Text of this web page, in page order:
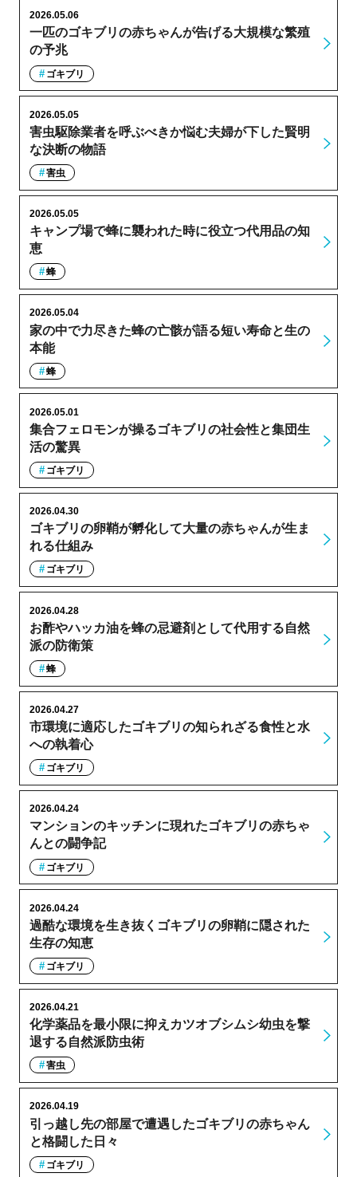
一匹のゴキブリの赤ちゃんが告げる大規模な繁殖
の予兆
2026.05.06
ゴキブリ
害虫駆除業者を呼ぶべきか悩む夫婦が下した賢明
な決断の物語
2026.05.05
害虫
キャンプ場で蜂に襲われた時に役立つ代用品の知
恵
2026.05.05
蜂
家の中で力尽きた蜂の亡骸が語る短い寿命と生の
本能
2026.05.04
蜂
集合フェロモンが操るゴキブリの社会性と集団生
活の驚異
2026.05.01
ゴキブリ
ゴキブリの卵鞘が孵化して大量の赤ちゃんが生ま
れる仕組み
2026.04.30
ゴキブリ
お酢やハッカ油を蜂の忌避剤として代用する自然
派の防衛策
2026.04.28
蜂
市環境に適応したゴキブリの知られざる食性と水
への執着心
2026.04.27
ゴキブリ
マンションのキッチンに現れたゴキブリの赤ちゃ
んとの闘争記
2026.04.24
ゴキブリ
過酷な環境を生き抜くゴキブリの卵鞘に隠された
生存の知恵
2026.04.24
ゴキブリ
化学薬品を最小限に抑えカツオブシムシ幼虫を撃
退する自然派防虫術
2026.04.21
害虫
引っ越し先の部屋で遭遇したゴキブリの赤ちゃん
と格闘した日々
2026.04.19
ゴキブリ